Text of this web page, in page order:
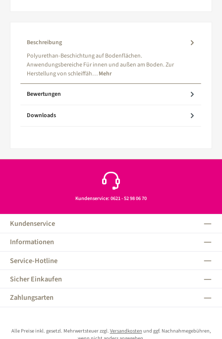
Beschreibung
Polyurethan-Beschichtung auf Bodenflächen.
Anwendungsbereiche Für innen und außen am Boden. Zur
Herstellung von schleiffäh…Mehr
Bewertungen
Downloads
Kundenservice: 0621 - 52 98 06 70
Kundenservice
Informationen
Service-Hotline
Sicher Einkaufen
Zahlungsarten
Alle Preise inkl. gesetzl. Mehrwertsteuer zzgl. Versandkosten und ggf. Nachnahmegebühren,